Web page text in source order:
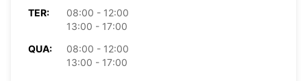
TER:
08:00 - 12:00
13:00 - 17:00
QUA:
08:00 - 12:00
13:00 - 17:00